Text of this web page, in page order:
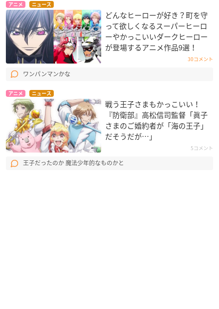
アニメ ニュース
どんなヒーローが好き？町を守
って欲しくなるスーパーヒーロ
ーやかっこいいダークヒーロー
が登場するアニメ作品9選！
30コメント
ワンパンマンかな
アニメ ニュース
戦う王子さまもかっこいい！
『防衛部』高松信司監督「眞子
さまのご婚約者が「海の王子」
だそうだが…」
5コメント
王子だったのか 魔法少年的なものかと